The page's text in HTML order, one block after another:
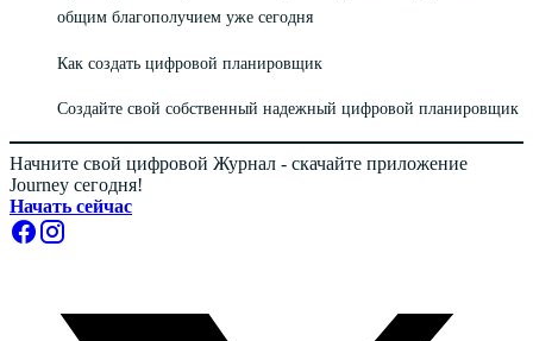
общим благополучием уже сегодня
Как создать цифровой планировщик
Создайте свой собственный надежный цифровой планировщик
Начните свой цифровой Журнал - скачайте приложение
Journey сегодня!
Начать сейчас